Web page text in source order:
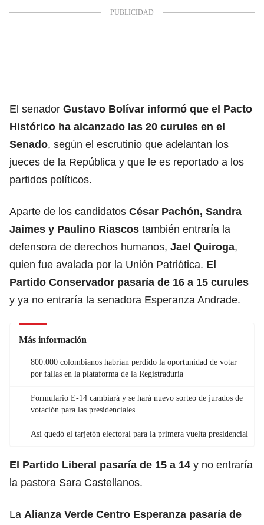
El senador Gustavo Bolívar informó que el Pacto
Histórico ha alcanzado las 20 curules en el
Senado, según el escrutinio que adelantan los
jueces de la República y que le es reportado a los
partidos políticos.
Aparte de los candidatos César Pachón, Sandra
Jaimes y Paulino Riascos también entraría la
defensora de derechos humanos, Jael Quiroga,
quien fue avalada por la Unión Patriótica. El
Partido Conservador pasaría de 16 a 15 curules
y ya no entraría la senadora Esperanza Andrade.
Más información
800.000 colombianos habrían perdido la oportunidad de votar
por fallas en la plataforma de la Registraduría
Formulario E-14 cambiará y se hará nuevo sorteo de jurados de
votación para las presidenciales
Así quedó el tarjetón electoral para la primera vuelta presidencial
El Partido Liberal pasaría de 15 a 14 y no entraría
la pastora Sara Castellanos.
La Alianza Verde Centro Esperanza pasaría de